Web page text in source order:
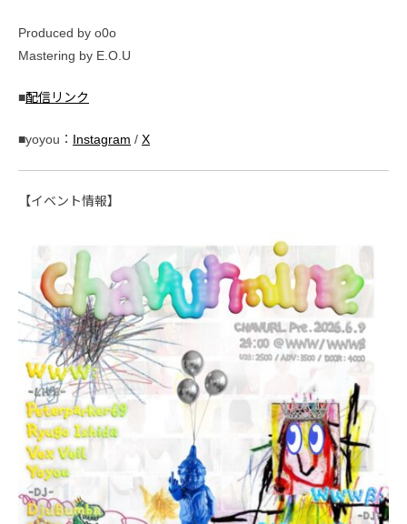
Produced by o0o
Mastering by E.O.U
■配信リンク
■yoyou： Instagram / X
【イベント情報】